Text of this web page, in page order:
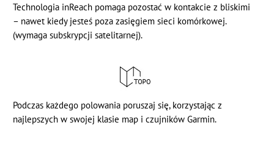
Technologia inReach pomaga pozostać w kontakcie z bliskimi
– nawet kiedy jesteś poza zasięgiem sieci komórkowej.
(wymaga subskrypcji satelitarnej).
Podczas każdego polowania poruszaj się, korzystając z
najlepszych w swojej klasie map i czujników Garmin.